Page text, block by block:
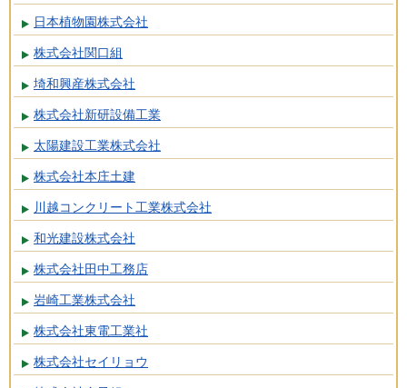
日本植物園株式会社
株式会社関口組
埼和興産株式会社
株式会社新研設備工業
太陽建設工業株式会社
株式会社本庄土建
川越コンクリート工業株式会社
和光建設株式会社
株式会社田中工務店
岩崎工業株式会社
株式会社東電工業社
株式会社セイリョウ